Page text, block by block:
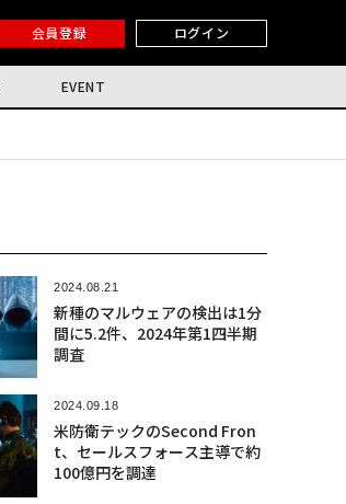
会員登録 ログイン
EVENT
2024.08.21
新種のマルウェアの検出は1分
間に5.2件、2024年第1四半期
調査
2024.09.18
米防衛テックのSecond Fron
t、セールスフォース主導で約
100億円を調達